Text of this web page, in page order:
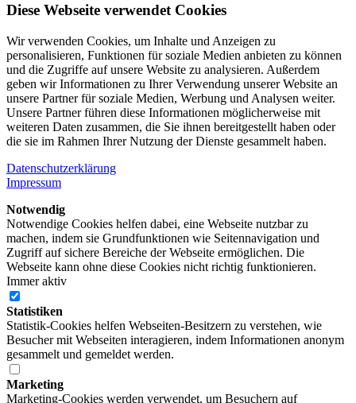
Diese Webseite verwendet Cookies
Wir verwenden Cookies, um Inhalte und Anzeigen zu
personalisieren, Funktionen für soziale Medien anbieten zu können
und die Zugriffe auf unsere Website zu analysieren. Außerdem
geben wir Informationen zu Ihrer Verwendung unserer Website an
unsere Partner für soziale Medien, Werbung und Analysen weiter.
Unsere Partner führen diese Informationen möglicherweise mit
weiteren Daten zusammen, die Sie ihnen bereitgestellt haben oder
die sie im Rahmen Ihrer Nutzung der Dienste gesammelt haben.
Datenschutzerklärung
Impressum
Notwendig
Notwendige Cookies helfen dabei, eine Webseite nutzbar zu
machen, indem sie Grundfunktionen wie Seitennavigation und
Zugriff auf sichere Bereiche der Webseite ermöglichen. Die
Webseite kann ohne diese Cookies nicht richtig funktionieren.
Immer aktiv
Statistiken
Statistik-Cookies helfen Webseiten-Besitzern zu verstehen, wie
Besucher mit Webseiten interagieren, indem Informationen anonym
gesammelt und gemeldet werden.
Marketing
Marketing-Cookies werden verwendet, um Besuchern auf